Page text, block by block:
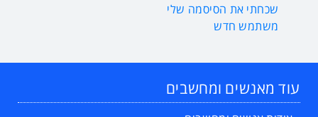
שכחתי את הסיסמה שלי
משתמש חדש
עוד מאנשים ומחשבים